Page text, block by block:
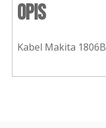
Opis
Kabel Makita 1806B